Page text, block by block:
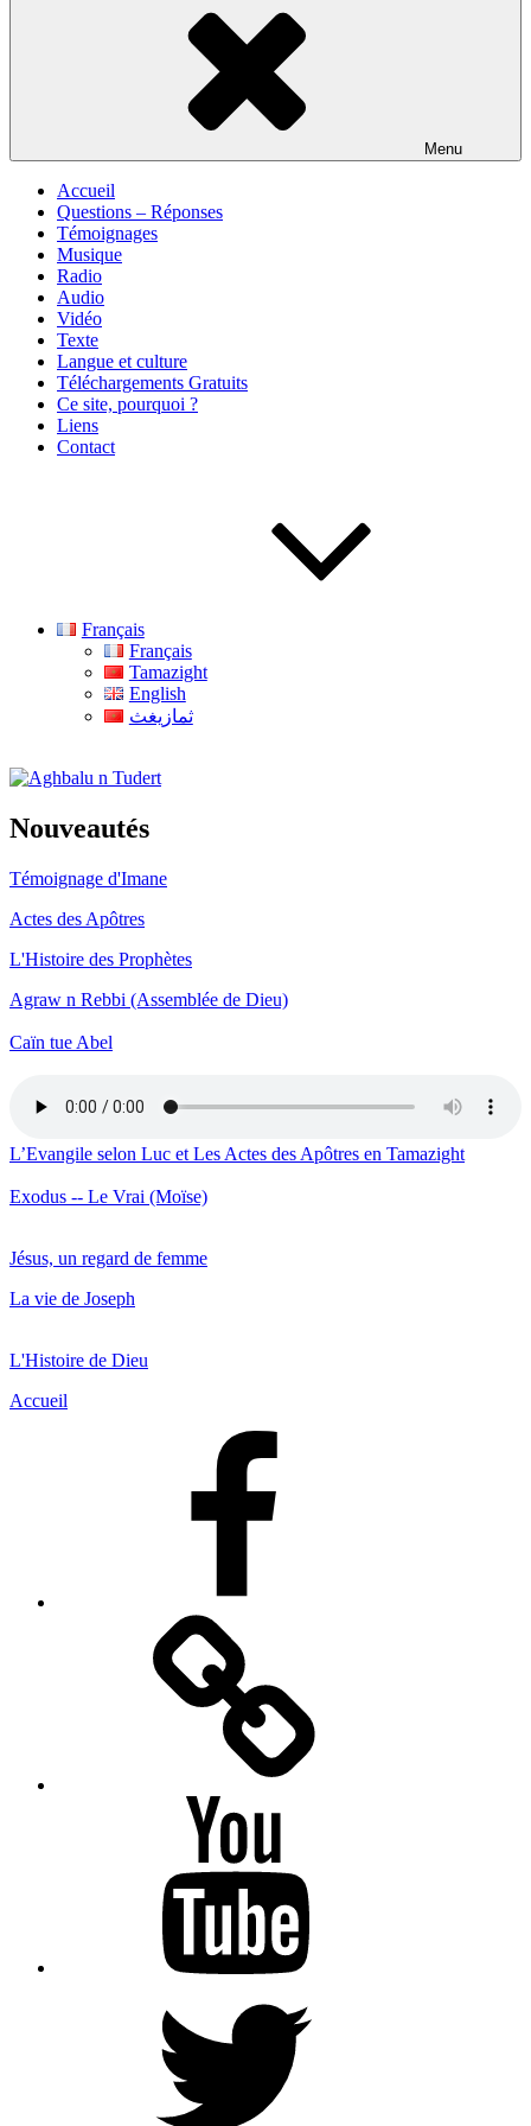
Menu
Accueil
Questions – Réponses
Témoignages
Musique
Radio
Audio
Vidéo
Texte
Langue et culture
Téléchargements Gratuits
Ce site, pourquoi ?
Liens
Contact
Français
Français
Tamazight
English
ثمازيغث
Aghbalu n Tudert
Nouveautés
Témoignage d'Imane
Actes des Apôtres
L'Histoire des Prophètes
Agraw n Rebbi (Assemblée de Dieu)
Caïn tue Abel
L’Evangile selon Luc et Les Actes des Apôtres en Tamazight
Exodus -- Le Vrai (Moïse)
Jésus, un regard de femme
La vie de Joseph
L'Histoire de Dieu
Accueil